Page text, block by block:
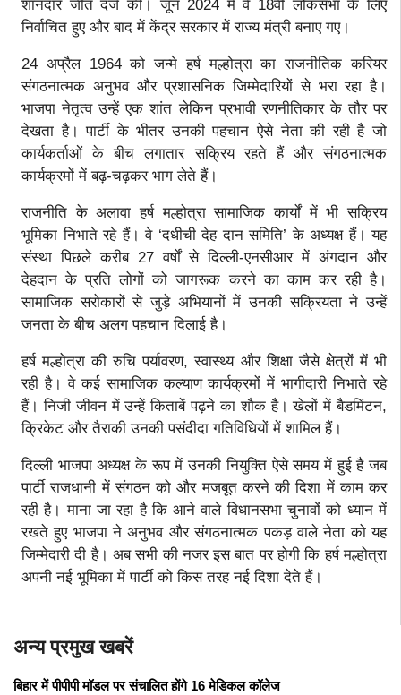
शानदार जीत दर्ज की। जून 2024 में वे 18वीं लोकसभा के लिए
निर्वाचित हुए और बाद में केंद्र सरकार में राज्य मंत्री बनाए गए।
24 अप्रैल 1964 को जन्मे हर्ष मल्होत्रा का राजनीतिक करियर
संगठनात्मक अनुभव और प्रशासनिक जिम्मेदारियों से भरा रहा है।
भाजपा नेतृत्व उन्हें एक शांत लेकिन प्रभावी रणनीतिकार के तौर पर
देखता है। पार्टी के भीतर उनकी पहचान ऐसे नेता की रही है जो
कार्यकर्ताओं के बीच लगातार सक्रिय रहते हैं और संगठनात्मक
कार्यक्रमों में बढ़-चढ़कर भाग लेते हैं।
राजनीति के अलावा हर्ष मल्होत्रा सामाजिक कार्यों में भी सक्रिय
भूमिका निभाते रहे हैं। वे ‘दधीची देह दान समिति’ के अध्यक्ष हैं। यह
संस्था पिछले करीब 27 वर्षों से दिल्ली-एनसीआर में अंगदान और
देहदान के प्रति लोगों को जागरूक करने का काम कर रही है।
सामाजिक सरोकारों से जुड़े अभियानों में उनकी सक्रियता ने उन्हें
जनता के बीच अलग पहचान दिलाई है।
हर्ष मल्होत्रा की रुचि पर्यावरण, स्वास्थ्य और शिक्षा जैसे क्षेत्रों में भी
रही है। वे कई सामाजिक कल्याण कार्यक्रमों में भागीदारी निभाते रहे
हैं। निजी जीवन में उन्हें किताबें पढ़ने का शौक है। खेलों में बैडमिंटन,
क्रिकेट और तैराकी उनकी पसंदीदा गतिविधियों में शामिल हैं।
दिल्ली भाजपा अध्यक्ष के रूप में उनकी नियुक्ति ऐसे समय में हुई है जब
पार्टी राजधानी में संगठन को और मजबूत करने की दिशा में काम कर
रही है। माना जा रहा है कि आने वाले विधानसभा चुनावों को ध्यान में
रखते हुए भाजपा ने अनुभव और संगठनात्मक पकड़ वाले नेता को यह
जिम्मेदारी दी है। अब सभी की नजर इस बात पर होगी कि हर्ष मल्होत्रा
अपनी नई भूमिका में पार्टी को किस तरह नई दिशा देते हैं।
अन्य प्रमुख खबरें
बिहार में पीपीपी मॉडल पर संचालित होंगे 16 मेडिकल कॉलेज